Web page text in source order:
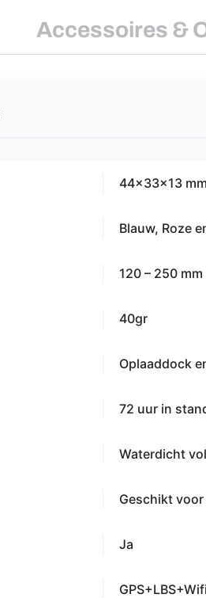
Accessoires &
44x33x13 mm
Blauw, Roze
120 – 250 mm
40gr
Oplaaddock
72 uur in
Waterdicht
Geschikt
Ja